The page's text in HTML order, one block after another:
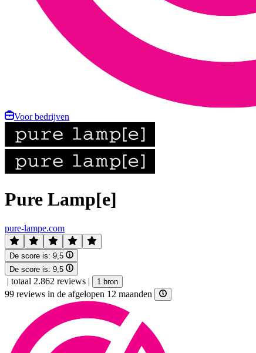
Voor bedrijven
Pure Lamp[e]
pure-lampe.com
De score is: 9,5
De score is: 9,5
| totaal 2.862 reviews | 1 bron
99 reviews in de afgelopen 12 maanden